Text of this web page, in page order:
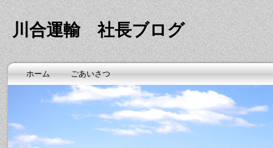
川合運輸 社長ブログ
ホーム ごあいさつ